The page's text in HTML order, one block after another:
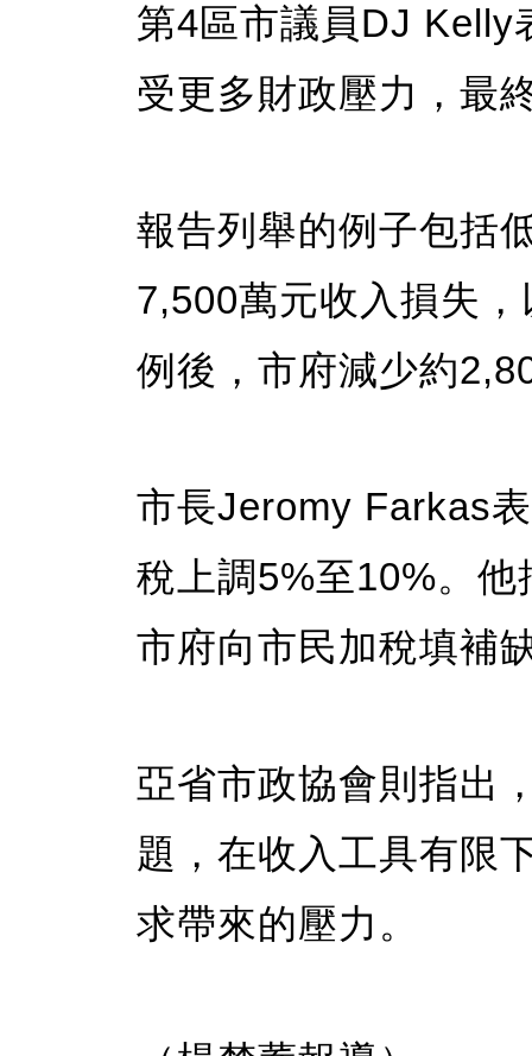
第4區市議員DJ Kelly
受更多財政壓力，最
報告列舉的例子包括
7,500萬元收入損失
例後，市府減少約
市長Jeromy Farkas
稅上調5%至10%。
市府向市民加稅填補
亞省市政協會則指出
題，在收入工具有限
求帶來的壓力。